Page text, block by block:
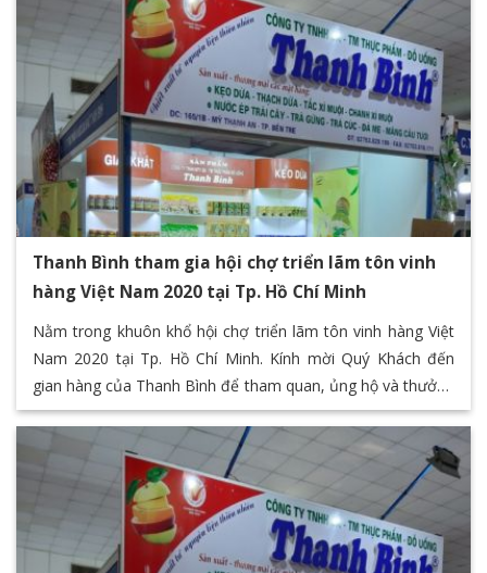
Thanh Bình tham gia hội chợ triển lãm tôn vinh
hàng Việt Nam 2020 tại Tp. Hồ Chí Minh
Nằm trong khuôn khổ hội chợ triển lãm tôn vinh hàng Việt
Nam 2020 tại Tp. Hồ Chí Minh. Kính mời Quý Khách đến
gian hàng của Thanh Bình để tham quan, ủng hộ và thưởng
thức các sản phẩm đặc sản của Bến Tre thông qua chuỗi
các sản phẩm giá trị của Thanh Bình F&B